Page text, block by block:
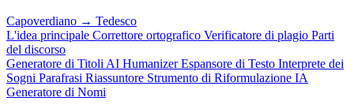
Capoverdiano → Tedesco
L'idea principale Correttore ortografico Verificatore di plagio Parti
del discorso
Generatore di Titoli AI HumanizerEspansore di Testo Interprete dei
Sogni Parafrasi Riassuntore Strumento di Riformulazione IA
Generatore di Nomi